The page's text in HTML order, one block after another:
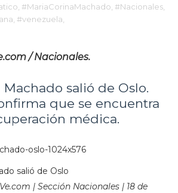
#MariaCorinaMachado, #Nacionales,
#venezuela,
/ Nacionales.
Machado salió de Oslo.
que se encuentra
médica.
salió de Oslo
| Sección Nacionales | 18 de